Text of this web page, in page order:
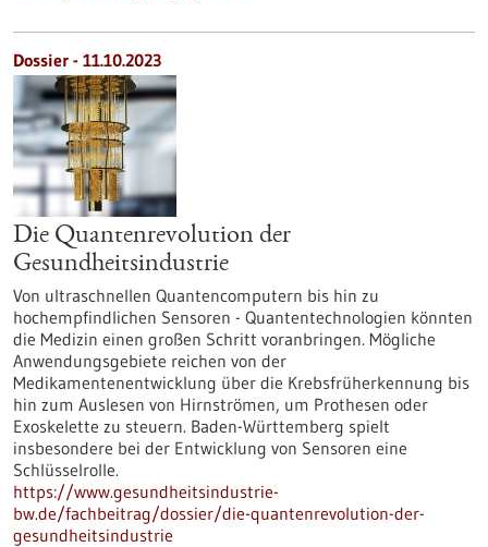
Dossier - 11.10.2023
Die Quantenrevolution der
Gesundheitsindustrie
Von ultraschnellen Quantencomputern bis hin zu
hochempfindlichen Sensoren - Quantentechnologien könnten
die Medizin einen großen Schritt voranbringen. Mögliche
Anwendungsgebiete reichen von der
Medikamentenentwicklung über die Krebsfrüherkennung bis
hin zum Auslesen von Hirnströmen, um Prothesen oder
Exoskelette zu steuern. Baden-Württemberg spielt
insbesondere bei der Entwicklung von Sensoren eine
Schlüsselrolle.
https://www.gesundheitsindustrie-
bw.de/fachbeitrag/dossier/die-quantenrevolution-der-
gesundheitsindustrie